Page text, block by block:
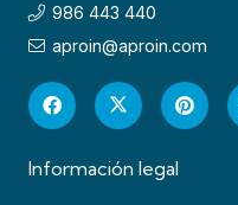
986 443 440
aproin@aproin.com
Información legal